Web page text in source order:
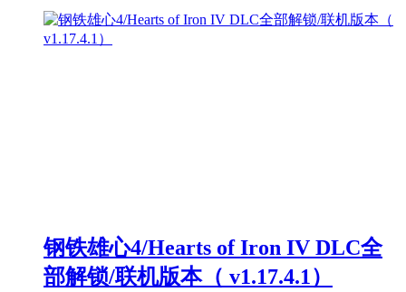
钢铁雄心4/Hearts of Iron IV DLC全
部解锁/联机版本（ v1.17.4.1）